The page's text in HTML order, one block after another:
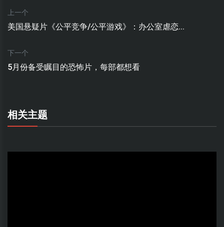
上一个
美国悬疑片《公平竞争/公平游戏》：办公室虐恋...
下一个
5月份备受瞩目的恐怖片，每部都想看
相关主题